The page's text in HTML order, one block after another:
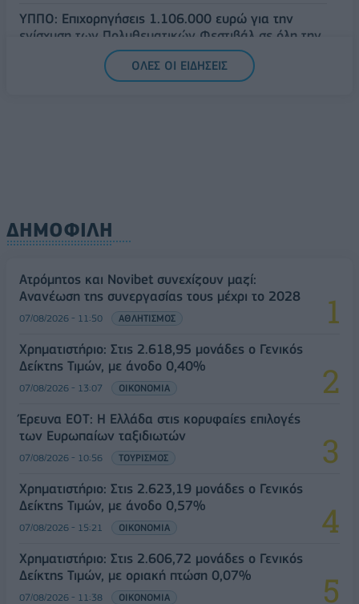
ΥΠΠΟ: Επιχορηγήσεις 1.106.000 ευρώ για την
ενίσχυση των Πολυθεματικών Φεστιβάλ σε όλη την
07/08/2026 - 14:34 ΟΙΚΟΝΟΜΙΑ
ΟΛΕΣ ΟΙ ΕΙΔΗΣΕΙΣ
ΔΗΜΟΦΙΛΗ
Ατρόμητος και Novibet συνεχίζουν μαζί:
Ανανέωση της συνεργασίας τους μέχρι το 2028
07/08/2026 - 11:50 ΑΘΛΗΤΙΣΜΟΣ
Χρηματιστήριο: Στις 2.618,95 μονάδες ο Γενικός
Δείκτης Τιμών, με άνοδο 0,40%
07/08/2026 - 13:07 ΟΙΚΟΝΟΜΙΑ
Έρευνα ΕΟΤ: Η Ελλάδα στις κορυφαίες επιλογές
των Ευρωπαίων ταξιδιωτών
07/08/2026 - 10:56 ΤΟΥΡΙΣΜΟΣ
Χρηματιστήριο: Στις 2.623,19 μονάδες ο Γενικός
Δείκτης Τιμών, με άνοδο 0,57%
07/08/2026 - 15:21 ΟΙΚΟΝΟΜΙΑ
Χρηματιστήριο: Στις 2.606,72 μονάδες ο Γενικός
Δείκτης Τιμών, με οριακή πτώση 0,07%
07/08/2026 - 11:38 ΟΙΚΟΝΟΜΙΑ